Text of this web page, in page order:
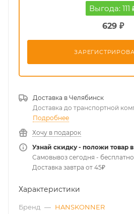
Выгода: 111
629 ₽
Доставка в Челябинск
Доставка до транспортной
Подробнее
Хочу в подарок
Узнай скидку - положи товар
Самовывоз сегодня - бесплатно
Доставка завтра от 45₽
Характеристики
Бренд — HANSKONNER